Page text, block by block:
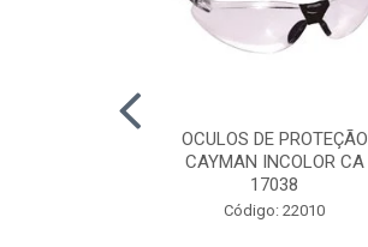
OCULOS DE PROTEÇÃO
CAYMAN INCOLOR CA
17038
Código: 22010